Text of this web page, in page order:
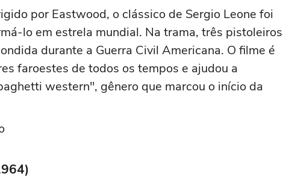
por Eastwood, o clássico de Sergio Leone foi
lo em estrela mundial. Na trama, três pistoleiros
durante a Guerra Civil Americana. O filme é
faroestes de todos os tempos e ajudou a
western", gênero que marcou o início da